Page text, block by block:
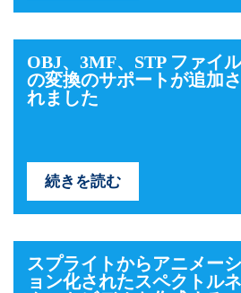
OBJ、3MF、STP ファイル
の変換のサポートが追加さ
れました
続きを読む
スプライトからアニメーシ
ョン化されたスペクトルネ